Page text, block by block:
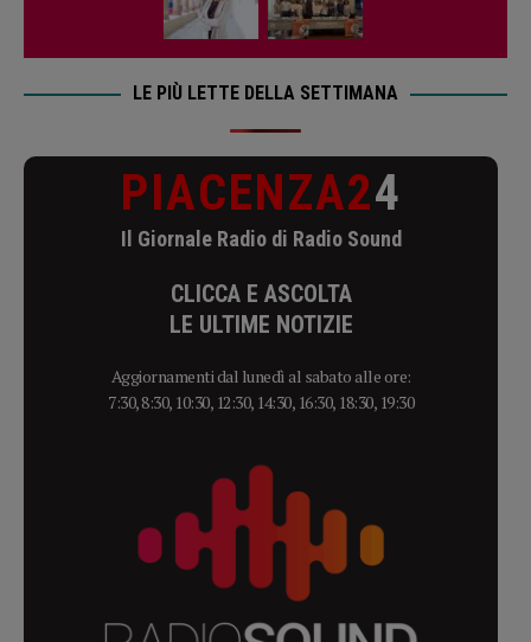
LE PIÙ LETTE DELLA SETTIMANA
PIACENZA24
Il Giornale Radio di Radio Sound
CLICCA E ASCOLTA
LE ULTIME NOTIZIE
Aggiornamenti dal lunedì al sabato alle ore:
7:30, 8:30, 10:30, 12:30, 14:30, 16:30, 18:30, 19:30